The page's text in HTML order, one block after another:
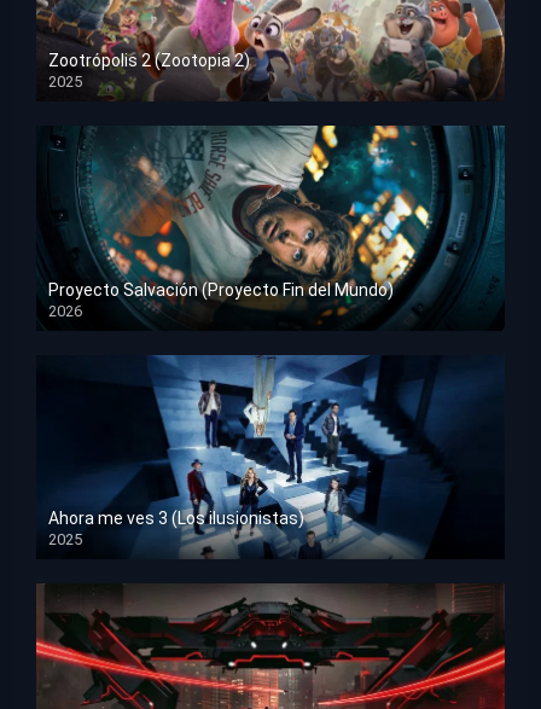
Zootrópolis 2 (Zootopia 2)
2025
HD 1080p
Proyecto Salvación (Proyecto Fin del Mundo)
2026
HD 1080p
Ahora me ves 3 (Los ilusionistas)
2025
HD 1080p